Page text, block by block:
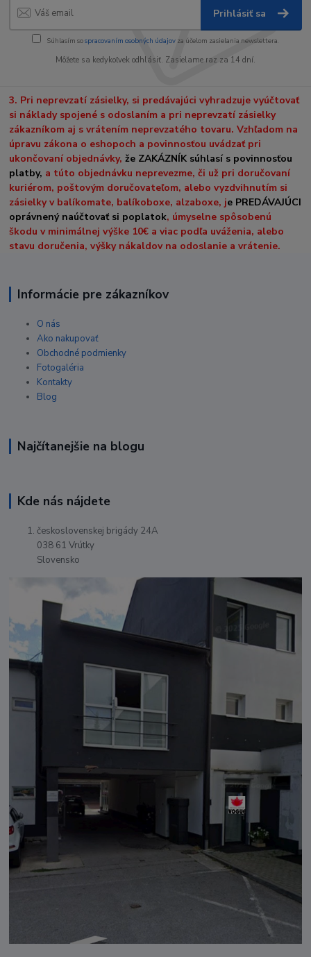
Prihlásiť sa
Súhlasím sospracovaním osobných údajov za účelom zasielania newslettera.
Môžete sa kedykoľvek odhlásiť. Zasielame raz za 14 dní.
3. Pri neprevzatí zásielky, si predávajúci vyhradzuje vyúčtovať
si náklady spojené s odoslaním a pri neprevzatí zásielky
zákazníkom aj s vrátením neprevzatého tovaru. Vzhľadom na
úpravu zákona o eshopoch a povinnosťou uvádzať pri
ukončovaní objednávky,že ZAKÁZNÍK súhlasí s povinnosťou
platby, a túto objednávku neprevezme, či už pri doručovaní
kuriérom, poštovým doručovateľom, alebo vyzdvihnutím si
zásielky v balíkomate, balíkoboxe, alzaboxe, je PREDÁVAJÚCI
oprávnený naúčtovať si poplatok, úmyselne spôsobenú
škodu v minimálnej výške 10€ a viac podľa uváženia, alebo
stavu doručenia, výšky nákaldov na odoslanie a vrátenie.
Informácie pre zákazníkov
O nás
Ako nakupovať
Obchodné podmienky
Fotogaléria
Kontakty
Blog
Najčítanejšie na blogu
Kde nás nájdete
československej brigády 24A
038 61 Vrútky
Slovensko